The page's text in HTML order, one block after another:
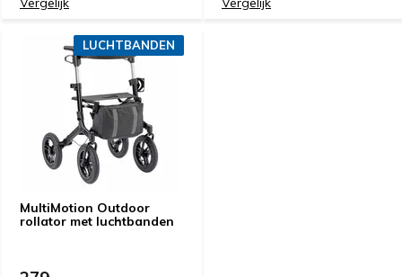
MultiMotion Outdoor
rollator met luchtbanden
LUCHTBANDEN